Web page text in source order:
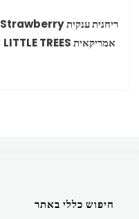
ריחנית ענקית Strawberry
אמריקאית LITTLE TREES
חיפוש כללי באתר